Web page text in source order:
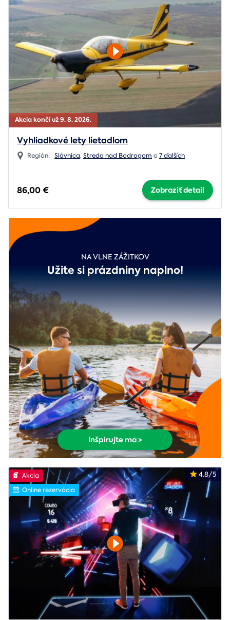
Akcia končí už 9. 8. 2026.
Vyhliadkové lety lietadlom
Región: Slávnica,Streda nad Bodrogom a 7 ďalších
86,00 € Zobraziť detail
NA VLNE ZÁŽITKOV
Užite si prázdniny naplno!
Inšpirujte ma >
4.8/5
Akcia
Online rezervácia